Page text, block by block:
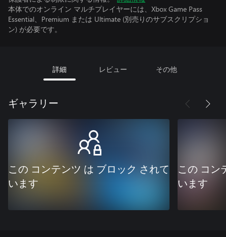
本体でのオンライン マルチプレイヤーには、Xbox Game Pass
Essential、Premium または Ultimate (別売りのサブスクリプショ
ン) が必要です。
詳細 レビュー その他
ギャラリー
この コンテンツ は ブロック されて
います
この コン
います